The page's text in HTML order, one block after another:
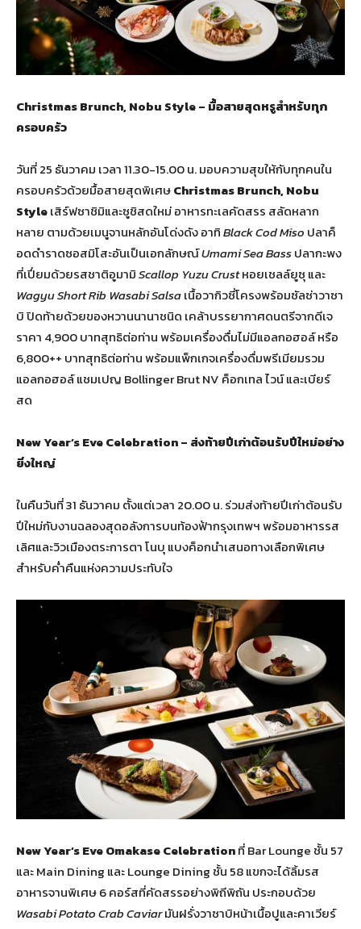
Christmas Brunch, Nobu Style – มื้อสายสุดหรูสำหรับทุก
ครอบครัว
วันที่ 25 ธันวาคม เวลา 11.30-15.00 น. มอบความสุขให้กับทุกคนใน
ครอบครัวด้วยมื้อสายสุดพิเศษChristmas Brunch, Nobu
Styleเสิร์ฟซาชิมิและซูชิสดใหม่ อาหารทะเลคัดสรร สลัดหลาก
หลาย ตามด้วยเมนูจานหลักอันโด่งดัง อาทิBlack Cod Miso ปลาค็
อดดำราดซอสมิโสะอันเป็นเอกลักษณ์Umami Sea Bassปลากะพง
ที่เปี่ยมด้วยรสชาติอูมามิScallop Yuzu Crustหอยเชลล์ยูซุ และ
Wagyu Short Rib Wasabi Salsaเนื้อวากิวซี่โครงพร้อมซัลซ่าวาซา
บิ ปิดท้ายด้วยของหวานนานาชนิด เคล้าบรรยากาศดนตรีจากดีเจ
ราคา 4,900 บาทสุทธิต่อท่าน พร้อมเครื่องดื่มไม่มีแอลกอฮอล์ หรือ
6,800++ บาทสุทธิต่อท่าน พร้อมแพ็กเกจเครื่องดื่มพรีเมียมรวม
แอลกอฮอล์ แชมเปญ Bollinger Brut NV ค็อกเทล ไวน์ และเบียร์
สด
New Year’s Eve Celebration – ส่งท้ายปีเก่าต้อนรับปีใหม่อย่าง
ยิ่งใหญ่
ในคืนวันที่ 31 ธันวาคม ตั้งแต่เวลา 20.00 น. ร่วมส่งท้ายปีเก่าต้อนรับ
ปีใหม่กับงานฉลองสุดอลังการบนท้องฟ้ากรุงเทพฯ พร้อมอาหารรส
เลิศและวิวเมืองตระการตา โนบุ แบงค็อกนำเสนอทางเลือกพิเศษ
สำหรับค่ำคืนแห่งความประทับใจ
New Year’s Eve Omakase Celebrationที่ Bar Lounge ชั้น 57
และ Main Dining และ Lounge Dining ชั้น 58 แขกจะได้ลิ้มรส
อาหารจานพิเศษ 6 คอร์สที่คัดสรรอย่างพิถีพิถัน ประกอบด้วย
Wasabi Potato Crab Caviarมันฝรั่งวาซาบิหน้าเนื้อปูและคาเวียร์